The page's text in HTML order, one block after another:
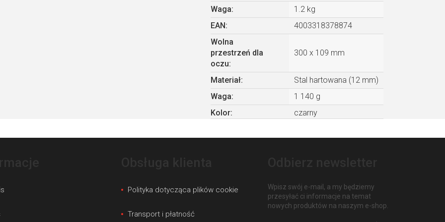
Waga:
1.2 kg
EAN :
4003318378874
Wolna
przestrzeń dla
oczu:
300 x 109 mm
Materiał:
Stal hartowana (12 mm)
Waga:
1 140 g
Kolor: czarny
Polityka dotycząca plików cookie
Transport i płatność
Wpisz swój e-mail, a my będziemy
przesyłać ci informacje na temat
nowych produktów na naszym e-shop.